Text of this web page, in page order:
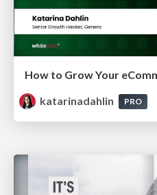
katarinadahlin
PRO